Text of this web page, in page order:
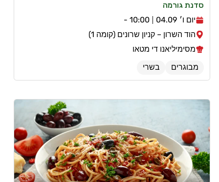
סדנת גורמה
יום ו׳ 04.09
10:00 -
הוד השרון – קניון שרונים (קומה 1)
מסימיליאנו די מטאו
מבוגרים
בשרי